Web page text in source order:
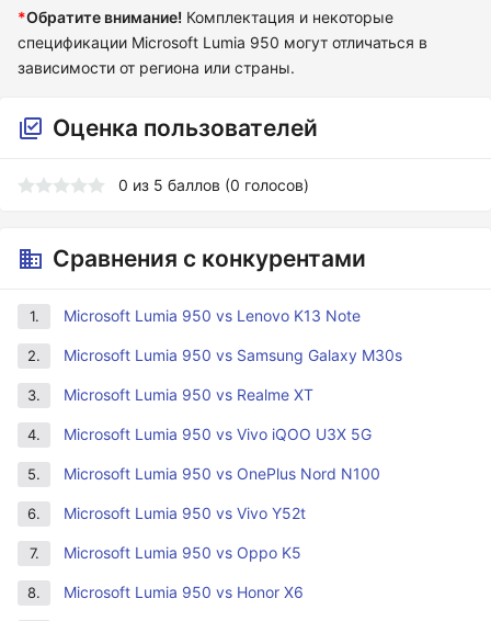
*Обратите внимание! Комплектация и некоторые
спецификации Microsoft Lumia 950 могут отличаться в
зависимости от региона или страны.
Оценка пользователей
0 из 5 баллов (0 голосов)
Сравнения с конкурентами
1. Microsoft Lumia 950 vs Lenovo K13 Note
2. Microsoft Lumia 950 vs Samsung Galaxy M30s
3. Microsoft Lumia 950 vs Realme XT
4. Microsoft Lumia 950 vs Vivo iQOO U3X 5G
5. Microsoft Lumia 950 vs OnePlus Nord N100
6. Microsoft Lumia 950 vs Vivo Y52t
7. Microsoft Lumia 950 vs Oppo K5
8. Microsoft Lumia 950 vs Honor X6